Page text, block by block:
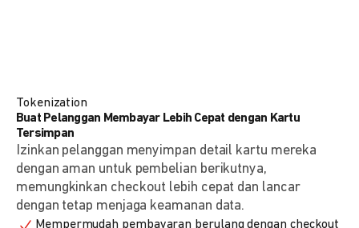
Tokenization
Buat Pelanggan Membayar Lebih Cepat dengan Kartu
Tersimpan
Izinkan pelanggan menyimpan detail kartu mereka
dengan aman untuk pembelian berikutnya,
memungkinkan checkout lebih cepat dan lancar
dengan tetap menjaga keamanan data.
Mempermudah pembayaran berulang dengan checkout